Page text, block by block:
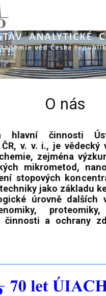
O nás
hlavní činnosti
v. v. i., je vědecký
zejména
mikrometod,
stopových
jako základu
úrovně dalších
proteomiky,
činnosti a ochrany